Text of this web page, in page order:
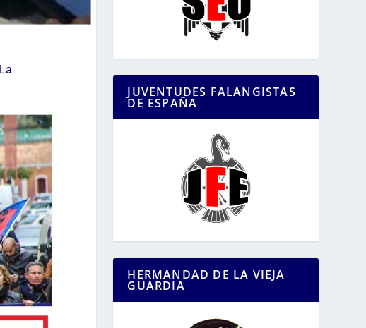
La
JUVENTUDES FALANGISTAS
DE ESPAÑA
HERMANDAD DE LA VIEJA
GUARDIA